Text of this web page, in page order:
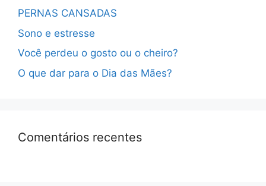
PERNAS CANSADAS
Sono e estresse
Você perdeu o gosto ou o cheiro?
O que dar para o Dia das Mães?
Comentários recentes